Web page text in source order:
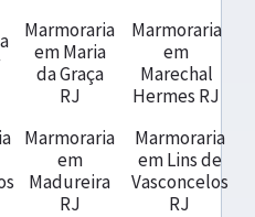
Marmoraria
em Maria
da Graça
RJ
Marmoraria
em
Marechal
Hermes RJ
Marmoraria
em
Madureira
RJ
Marmoraria
em Lins de
Vasconcelos
RJ